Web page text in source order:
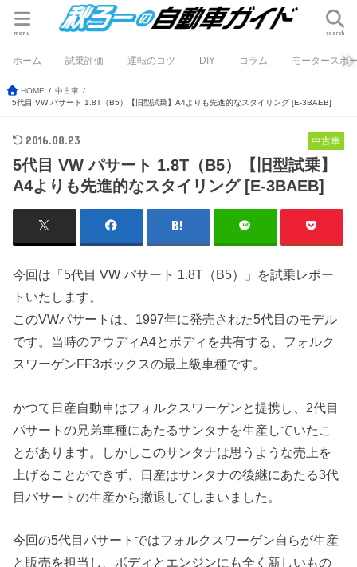
search
menu
ホーム 試乗評価 運転のコツ DIY コラム モータースポ
HOME
中古車
5代目 VW パサート 1.8T（B5）【旧型試乗】A4よりも先進的なスタイリング [E-3BAEB]
中古車
2016.08.23
5代目 VW パサート 1.8T（B5）【旧型試乗】
A4よりも先進的なスタイリング [E-3BAEB]
今回は「5代目 VW パサート 1.8T（B5）」を試乗レポー
トいたします。
このVWパサートは、1997年に発売された5代目のモデル
です。当時のアウディA4とボディを共有する、フォルク
スワーゲンFF3ボックスの最上級車種です。
かつて日産自動車はフォルクスワーゲンと提携し、2代目
パサートの兄弟車種にあたるサンタナを生産していたこ
とがあります。しかしこのサンタナは思うような売上を
上げることができず、日産はサンタナの後継にあたる3代
目パサートの生産から撤退してしまいました。
今回の5代目パサートではフォルクスワーゲン自らが生産
と販売を担当し、ボディとエンジンにも全く新しいもの